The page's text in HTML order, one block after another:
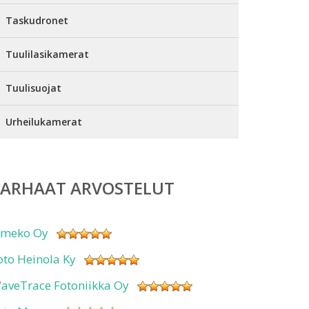
Taskudronet
Tuulilasikamerat
Tuulisuojat
Urheilukamerat
ARVOSTELUT
Oy
Heinola Ky
Fotoniikka Oy